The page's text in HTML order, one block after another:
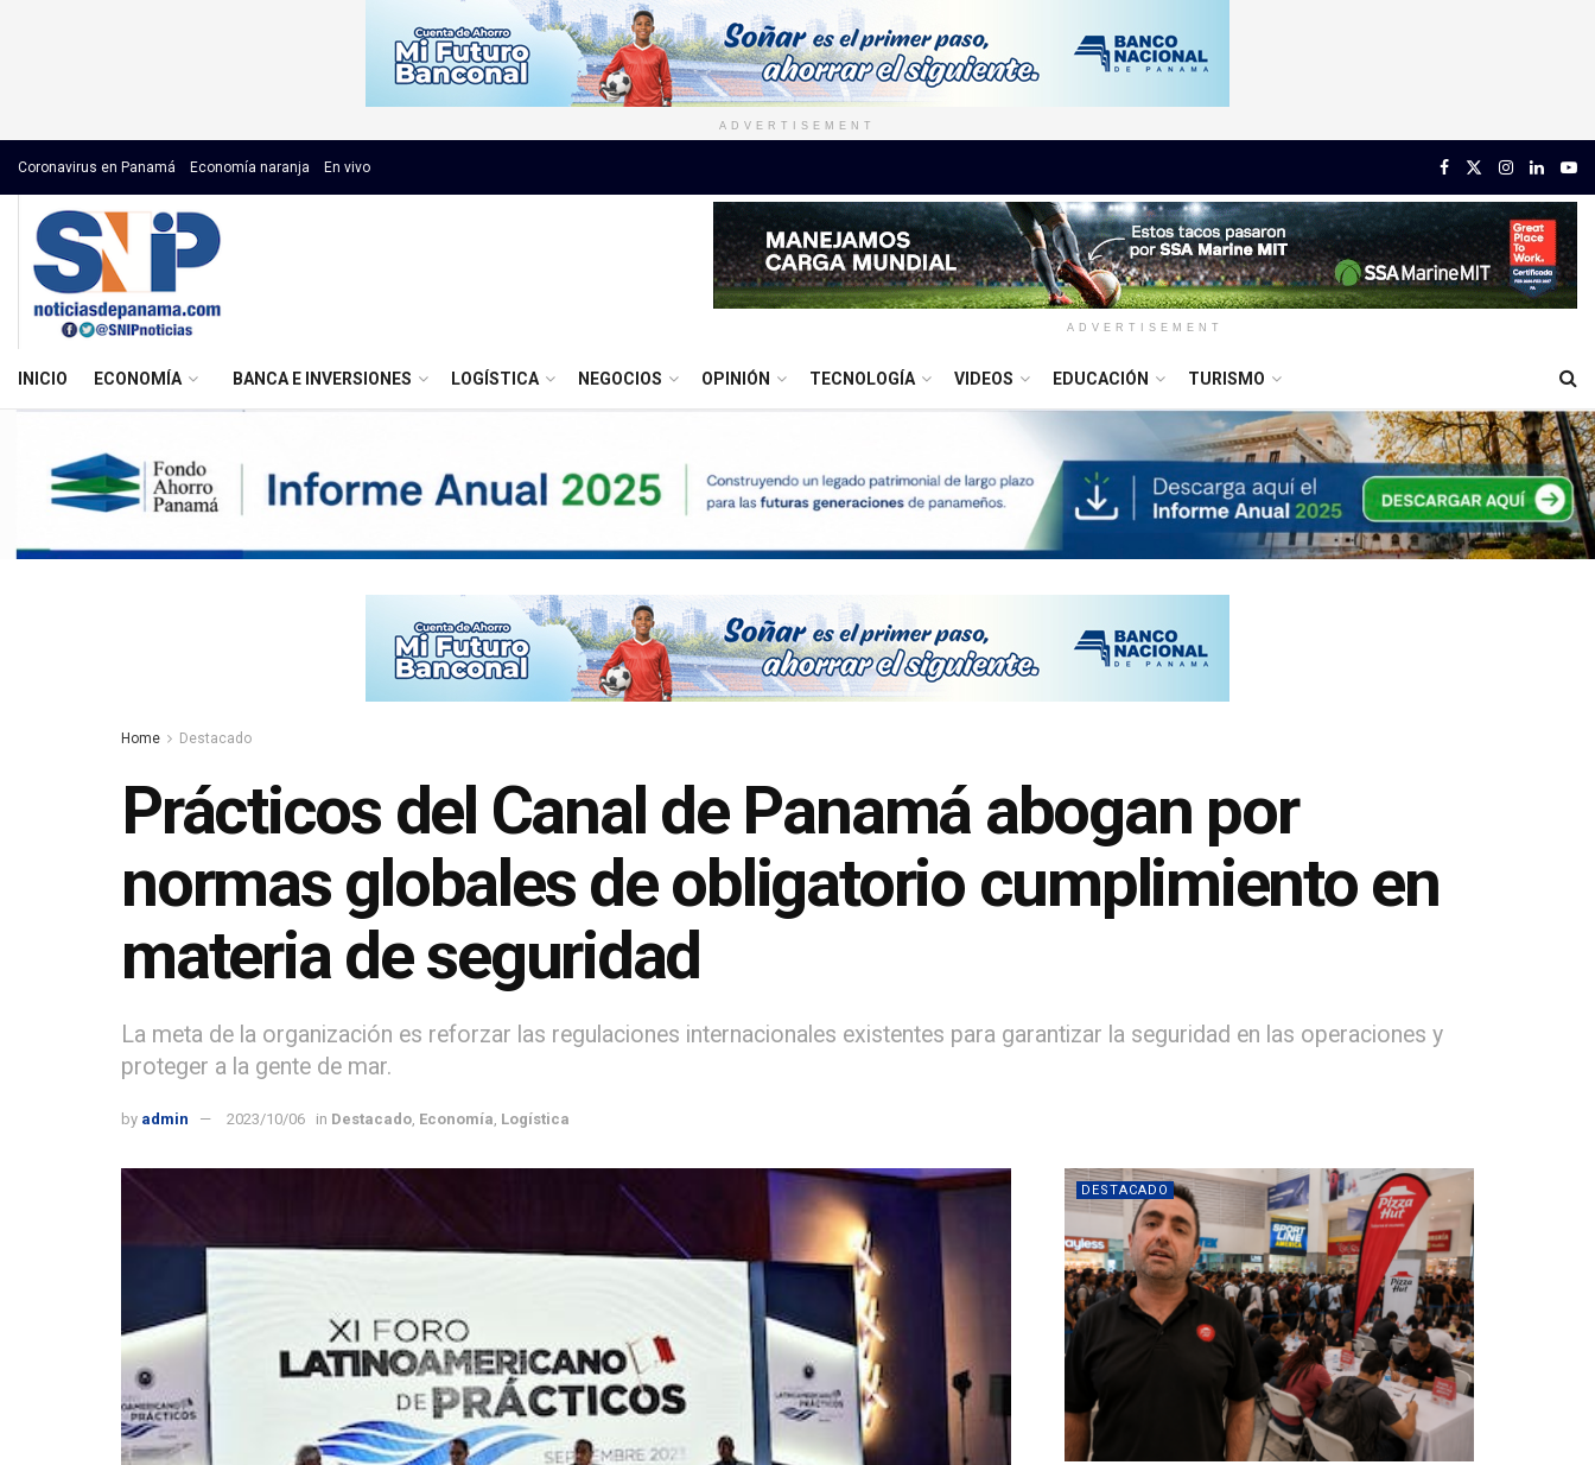
ADVERTISEMENT
Coronavirus en Panamá Economía naranja En vivo
ADVERTISEMENT
INICIO ECONOMÍA BANCA E INVERSIONES LOGÍSTICA NEGOCIOS OPINIÓN TECNOLOGÍA VIDEOS EDUCACIÓN TURISMO
Home Destacado
Prácticos del Canal de Panamá abogan por
normas globales de obligatorio cumplimiento en
materia de seguridad
La meta de la organización es reforzar las regulaciones internacionales existentes para garantizar la seguridad en las operaciones y
proteger a la gente de mar.
by admin 2023/10/06 in Destacado Economía Logística
DESTACADO